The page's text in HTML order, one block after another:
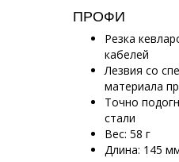
ПРОФИ
Резка
кабелей
Лезвия со
материала
Точно
стали
Вес: 58 г
Длина: 145